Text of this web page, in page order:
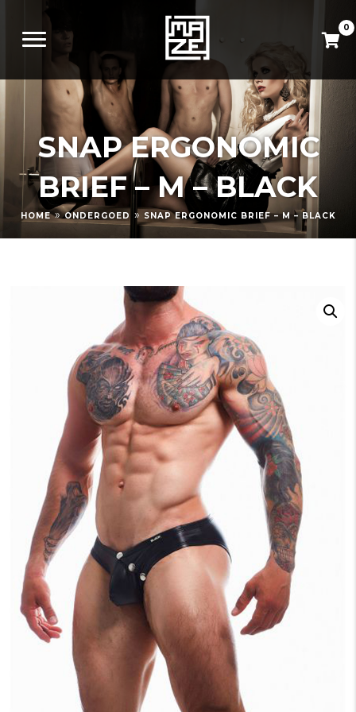
0
SNAP ERGONOMIC
BRIEF – M – BLACK
HOME » ONDERGOED » SNAP ERGONOMIC BRIEF – M – BLACK